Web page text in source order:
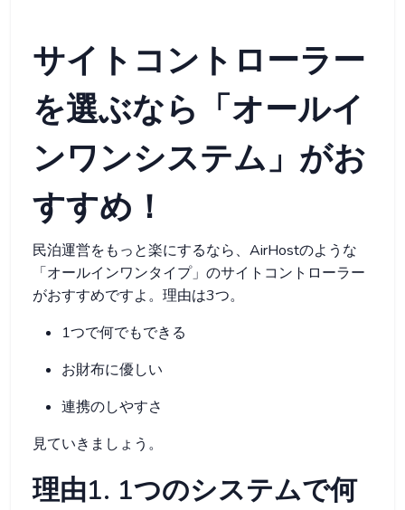
サイトコントローラー
を選ぶなら「オールイ
ンワンシステム」がお
すすめ！
民泊運営をもっと楽にするなら、AirHostのような
「オールインワンタイプ」のサイトコントローラー
がおすすめですよ。理由は3つ。
1つで何でもできる
お財布に優しい
連携のしやすさ
見ていきましょう。
理由1. 1つのシステムで何